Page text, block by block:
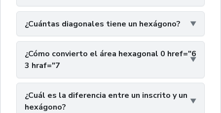
¿Cuántas diagonales tiene un hexágono?
¿Cómo convierto el área hexagonal 0 href="6
3 hraf="7
¿Cuál es la diferencia entre un inscrito y un
hexágono?